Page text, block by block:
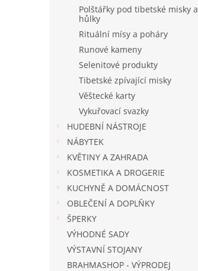
Polštářky pod tibetské misky a
hůlky
Rituální mísy a poháry
Runové kameny
Selenitové produkty
Tibetské zpívající misky
Věštecké karty
Vykuřovací svazky
HUDEBNÍ NÁSTROJE
NÁBYTEK
KVĚTINY A ZAHRADA
KOSMETIKA A DROGERIE
KUCHYNĚ A DOMÁCNOST
OBLEČENÍ A DOPLŇKY
ŠPERKY
VÝHODNÉ SADY
VÝSTAVNÍ STOJANY
BRAHMASHOP - VÝPRODEJ